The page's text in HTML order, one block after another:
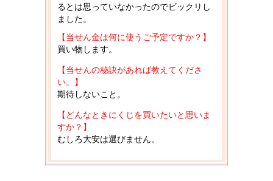
るとは思っていなかったのでビックリし
ました。
【当せん金は何に使うご予定ですか？】
買い物します。
【当せんの秘訣があれば教えてくださ
い。】
期待しないこと。
【どんなときにくじを買いたいと思いま
すか？】
むしろ大安は選びません。